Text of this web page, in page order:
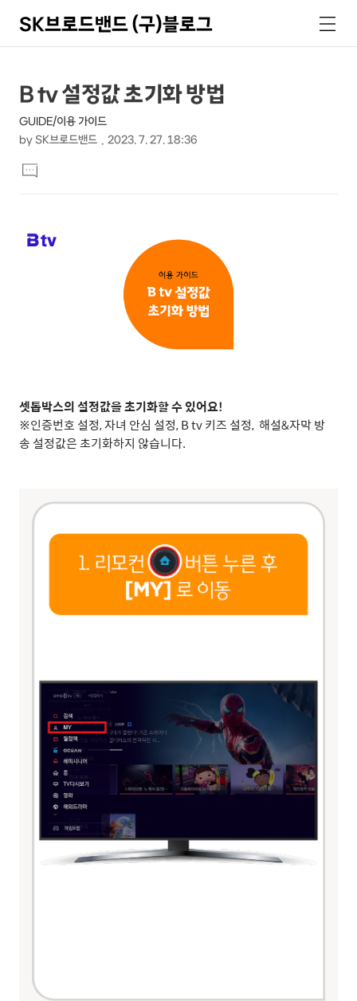
SK브로드밴드 (구)블로그
색
메
뉴
상
세
컨
텐
본
문
제
목
B tv 설정값 초기화 방법
GUIDE/이용 가이드
by SK브로드밴드 2023. 7. 27. 18:36
문
댓
글
셋톱박스의 설정값을 초기화할 수 있어요!
※인증번호 설정, 자녀 안심 설정, B tv 키즈 설정, 해설&자막 방
송 설정값은 초기화하지 않습니다.